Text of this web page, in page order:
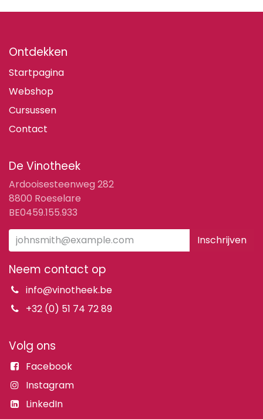
Ontdekken
Startpagina
Webshop
Cursussen
Contact
De Vinotheek
Ardooisesteenweg 282
8800 Roeselare
BE0459.155.933
Inschrijven
Neem contact op
info@vinotheek.be
+32 (0) 51 74 72 89
Volg ons
Facebook
Instagram
LinkedIn